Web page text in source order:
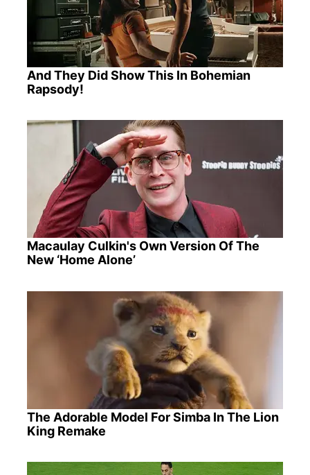
And They Did Show This In Bohemian
Rapsody!
Macaulay Culkin's Own Version Of The
New ‘Home Alone’
The Adorable Model For Simba In The Lion
King Remake